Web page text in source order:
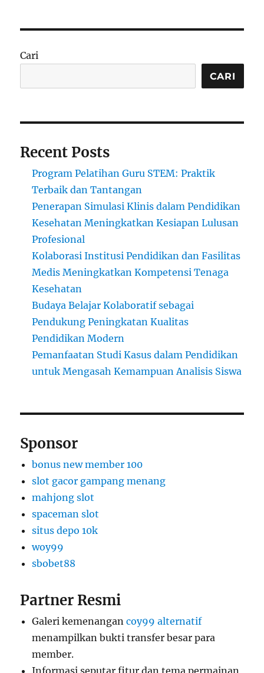
Cari
CARI
Recent Posts
Program Pelatihan Guru STEM: Praktik
Terbaik dan Tantangan
Penerapan Simulasi Klinis dalam Pendidikan
Kesehatan Meningkatkan Kesiapan Lulusan
Profesional
Kolaborasi Institusi Pendidikan dan Fasilitas
Medis Meningkatkan Kompetensi Tenaga
Kesehatan
Budaya Belajar Kolaboratif sebagai
Pendukung Peningkatan Kualitas
Pendidikan Modern
Pemanfaatan Studi Kasus dalam Pendidikan
untuk Mengasah Kemampuan Analisis Siswa
Sponsor
bonus new member 100
slot gacor gampang menang
mahjong slot
spaceman slot
situs depo 10k
woy99
sbobet88
Partner Resmi
Galeri kemenangancoy99 alternatif
menampilkan bukti transfer besar para
member.